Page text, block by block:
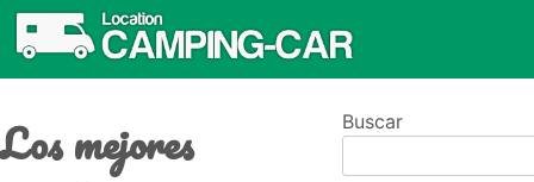
Los mejores
Buscar